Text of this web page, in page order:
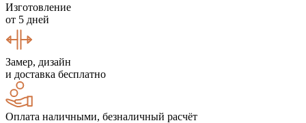
Изготовление
от 5 дней
Замер, дизайн
и доставка бесплатно
Оплата наличными, безналичный расчёт